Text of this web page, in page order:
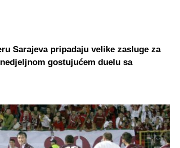
Sarajeva pripadaju velike zasluge za
gostujućem duelu sa